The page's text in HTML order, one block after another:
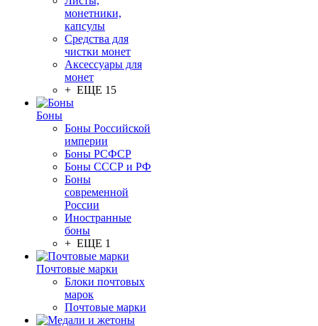
монетники,
капсулы
Средства для
чистки монет
Аксессуары для
монет
+ ЕЩЕ 15
Боны
Боны Российской
империи
Боны РСФСР
Боны СССР и РФ
Боны
современной
России
Иностранные
боны
+ ЕЩЕ 1
Почтовые марки
Блоки почтовых
марок
Почтовые марки